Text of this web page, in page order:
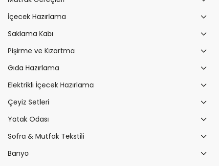
İçecek Hazırlama
Saklama Kabı
Pişirme ve Kızartma
Gıda Hazırlama
Elektrikli İçecek Hazırlama
Çeyiz Setleri
Yatak Odası
Sofra & Mutfak Tekstili
Banyo